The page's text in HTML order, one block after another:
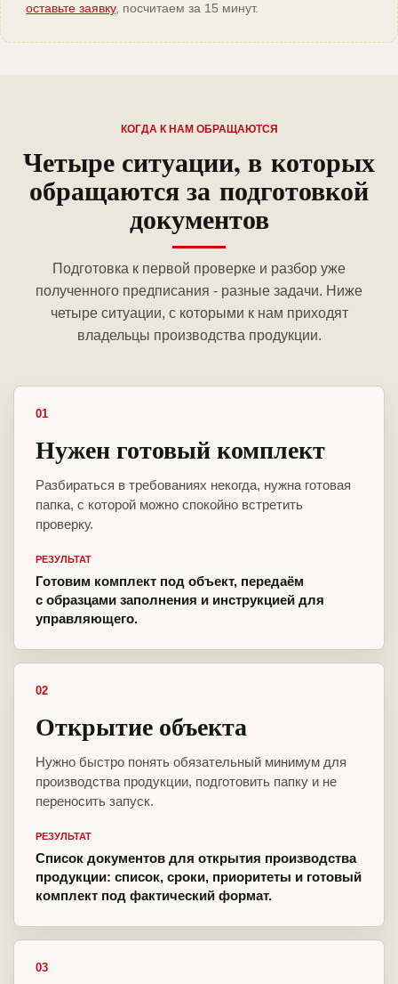
оставьте заявку, посчитаем за 15 минут.
КОГДА К НАМ ОБРАЩАЮТСЯ
Четыре ситуации, в которых
обращаются за подготовкой
документов
Подготовка к первой проверке и разбор уже
полученного предписания - разные задачи. Ниже
четыре ситуации, с которыми к нам приходят
владельцы производства продукции.
01
Нужен готовый комплект
Разбираться в требованиях некогда, нужна готовая
папка, с которой можно спокойно встретить
проверку.
РЕЗУЛЬТАТ
Готовим комплект под объект, передаём
с образцами заполнения и инструкцией для
управляющего.
02
Открытие объекта
Нужно быстро понять обязательный минимум для
производства продукции, подготовить папку и не
переносить запуск.
РЕЗУЛЬТАТ
Список документов для открытия производства
продукции: список, сроки, приоритеты и готовый
комплект под фактический формат.
03